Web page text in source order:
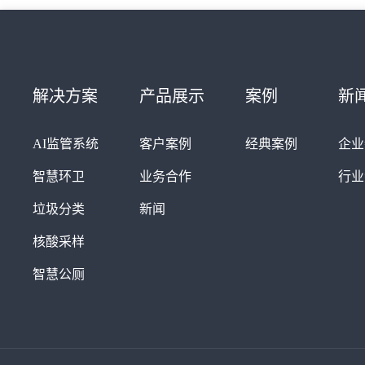
解决方案
AI监管系统
智慧环卫
垃圾分类
核酸采样
智慧公厕
产品展示
客户案例
业务合作
新闻
案例
经典案例
新
企
行